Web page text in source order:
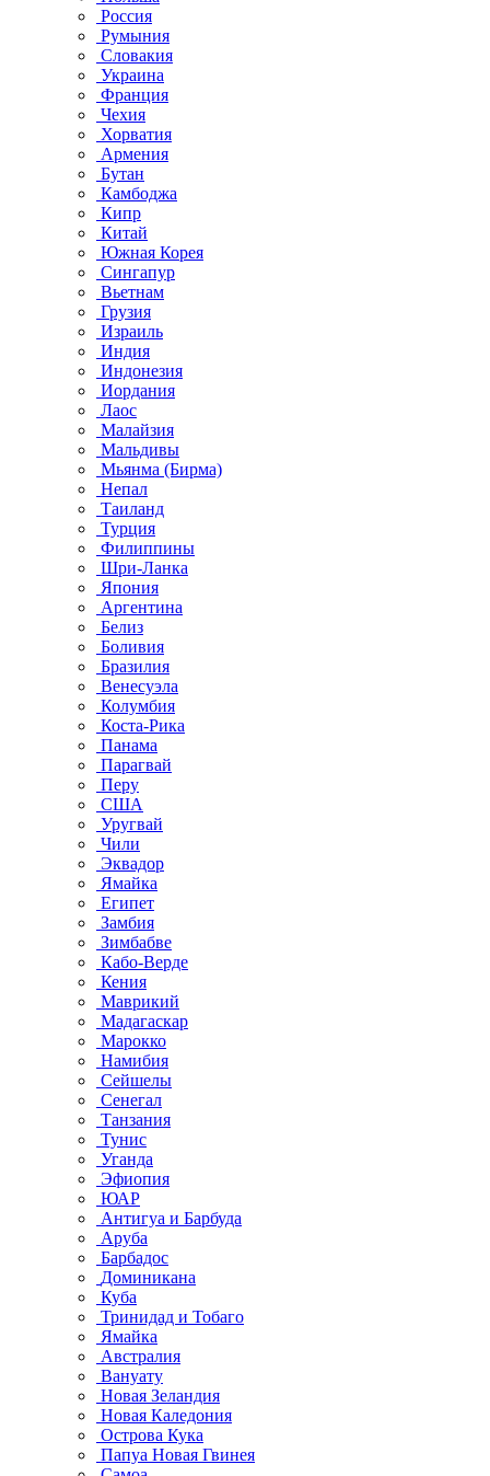
Россия
Румыния
Словакия
Украина
Франция
Чехия
Хорватия
Армения
Бутан
Камбоджа
Кипр
Китай
Южная Корея
Сингапур
Вьетнам
Грузия
Израиль
Индия
Индонезия
Иордания
Лаос
Малайзия
Мальдивы
Мьянма (Бирма)
Непал
Таиланд
Турция
Филиппины
Шри-Ланка
Япония
Аргентина
Белиз
Боливия
Бразилия
Венесуэла
Колумбия
Коста-Рика
Панама
Парагвай
Перу
США
Уругвай
Чили
Эквадор
Ямайка
Египет
Замбия
Зимбабве
Кабо-Верде
Кения
Маврикий
Мадагаскар
Марокко
Намибия
Сейшелы
Сенегал
Танзания
Тунис
Уганда
Эфиопия
ЮАР
Антигуа и Барбуда
Аруба
Барбадос
Доминикана
Куба
Тринидад и Тобаго
Ямайка
Австралия
Вануату
Новая Зеландия
Новая Каледония
Острова Кука
Папуа Новая Гвинея